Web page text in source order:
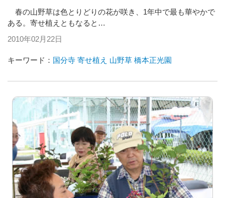
春の山野草は色とりどりの花が咲き、1年中で最も華やかで
ある。寄せ植えともなると…
2010年02月22日
キーワード： 国分寺 寄せ植え 山野草 橋本正光園